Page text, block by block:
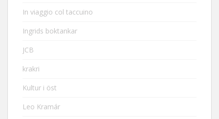
In viaggio col taccuino
Ingrids boktankar
JCB
krakri
Kultur i öst
Leo Kramár